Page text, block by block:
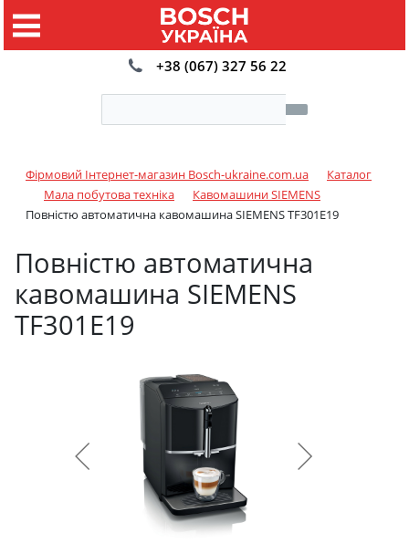
+38 (067) 327 56 22
Фірмовий Інтернет-магазин Bosch-ukraine.com.ua
Каталог
Мала побутова техніка
Кавомашини SIEMENS
Повністю автоматична кавомашина SIEMENS TF301E19
Повністю автоматична
кавомашина SIEMENS
TF301E19